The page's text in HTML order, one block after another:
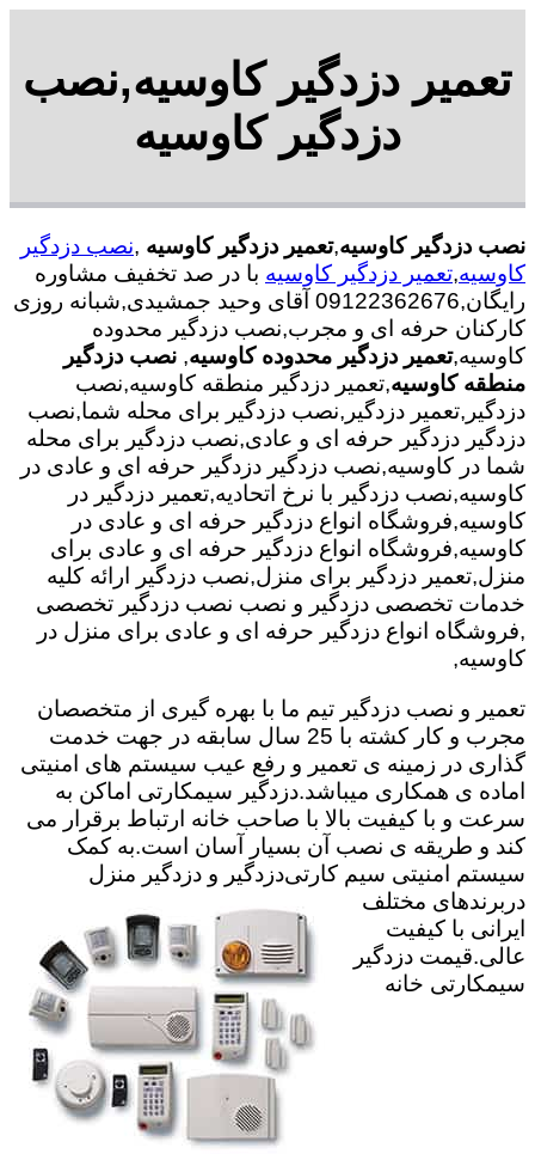
تعمیر دزدگیر کاوسیه,نصب
دزدگیر کاوسیه
نصب دزدگیر کاوسیه,تعمیر دزدگیر کاوسیه ,نصب دزدگیر
کاوسیه,تعمیر دزدگیر کاوسیه با در صد تخفیف مشاوره
رایگان,09122362676 آقای وحید جمشیدی,شبانه روزی
کارکنان حرفه ای و مجرب,نصب دزدگیر محدوده
کاوسیه,تعمیر دزدگیر محدوده کاوسیه, نصب دزدگیر
منطقه کاوسیه,تعمیر دزدگیر منطقه کاوسیه,نصب
دزدگیر,تعمیر دزدگیر,نصب دزدگیر برای محله شما,نصب
دزدگیر دزدگیر حرفه ای و عادی,نصب دزدگیر برای محله
شما در کاوسیه,نصب دزدگیر دزدگیر حرفه ای و عادی در
کاوسیه,نصب دزدگیر با نرخ اتحادیه,تعمیر دزدگیر در
کاوسیه,فروشگاه انواع دزدگیر حرفه ای و عادی در
کاوسیه,فروشگاه انواع دزدگیر حرفه ای و عادی برای
منزل,تعمیر دزدگیر برای منزل,نصب دزدگیر ارائه کلیه
خدمات تخصصی دزدگیر و نصب نصب دزدگیر تخصصی
,فروشگاه انواع دزدگیر حرفه ای و عادی برای منزل در
کاوسیه,
تعمیر و نصب دزدگیر تیم ما با بهره گیری از متخصصان
مجرب و کار کشته با 25 سال سابقه در جهت خدمت
گذاری در زمینه ی تعمیر و رفع عیب سیستم های امنیتی
اماده ی همکاری میباشد.دزدگیر سیمکارتی اماکن به
سرعت و با کیفیت بالا با صاحب خانه ارتباط برقرار می
کند و طریقه ی نصب آن بسیار آسان است.به کمک
سیستم امنیتی سیم کارتیدزدگیر و دزدگیر منزل
دربرندهای مختلف
ایرانی با کیفیت
عالی.قیمت دزدگیر
سیمکارتی خانه